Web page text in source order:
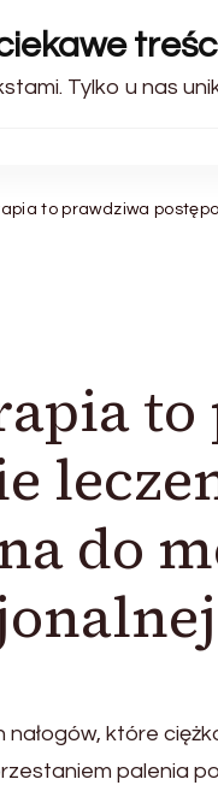
Tylko u nas
to prawdziwa
do
które
palenia